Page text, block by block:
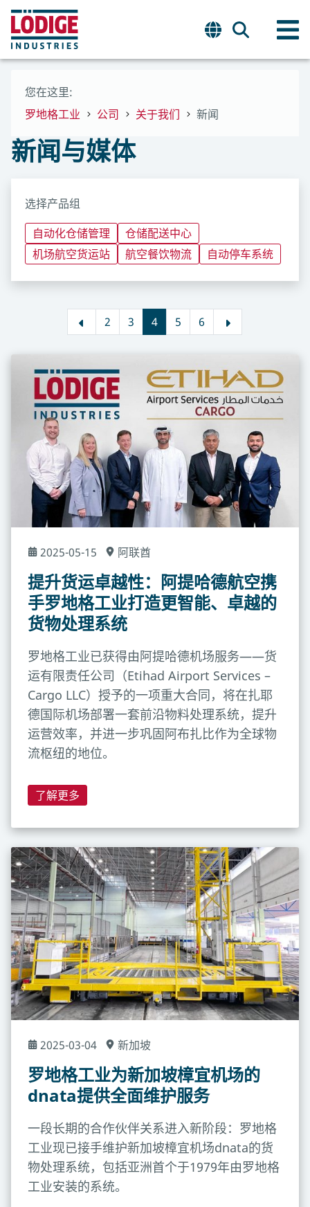
您在这里:
罗地格工业
公司 关于我们 新闻
新闻与媒体
选择产品组
自动化仓储管理
仓储配送中心
机场航空货运站
航空餐饮物流 自动停车系统
2 3 4 5 6
2025-05-15 阿联酋
提升货运卓越性：阿提哈德航空携
手罗地格工业打造更智能、卓越的
货物处理系统
罗地格工业已获得由阿提哈德机场服务——货
运有限责任公司（Etihad Airport Services –
Cargo LLC）授予的一项重大合同，将在扎耶
德国际机场部署一套前沿物料处理系统，提升
运营效率，并进一步巩固阿布扎比作为全球物
流枢纽的地位。
了解更多
2025-03-04 新加坡
罗地格工业为新加坡樟宜机场的
dnata提供全面维护服务
一段长期的合作伙伴关系进入新阶段：罗地格
工业现已接手维护新加坡樟宜机场dnata的货
物处理系统，包括亚洲首个于1979年由罗地格
工业安装的系统。